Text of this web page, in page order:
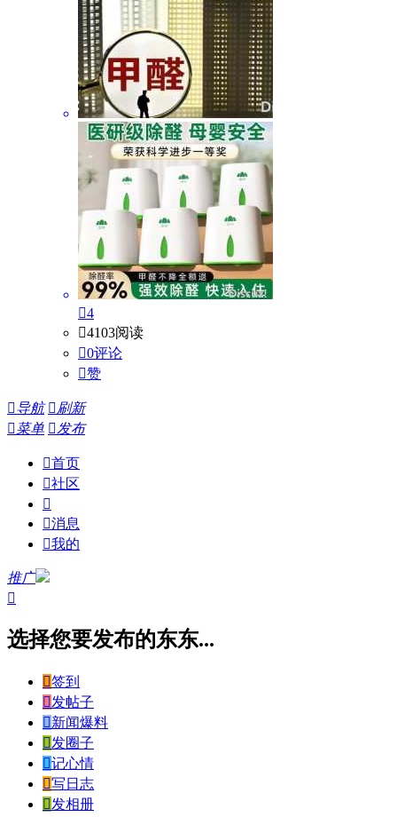
4
4103阅读
0评论
赞
导航 刷新
菜单 发布
首页
社区

消息
我的
推广

选择您要发布的东东...
签到
发帖子
新闻爆料
发圈子
记心情
写日志
发相册